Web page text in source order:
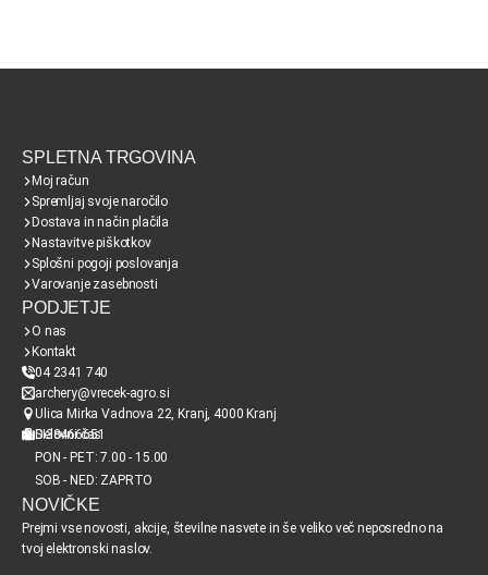
SPLETNA TRGOVINA
Moj račun
Spremljaj svoje naročilo
Dostava in način plačila
Nastavitve piškotkov
Splošni pogoji poslovanja
Varovanje zasebnosti
PODJETJE
O nas
Kontakt
04 2341 740
archery@vrecek-agro.si
Ulica Mirka Vadnova 22, Kranj, 4000 Kranj
SI38466651
Delovni čas
PON - PET: 7.00 - 15.00
SOB - NED: ZAPRTO
NOVIČKE
Prejmi vse novosti, akcije, številne nasvete in še veliko več neposredno na
tvoj elektronski naslov.